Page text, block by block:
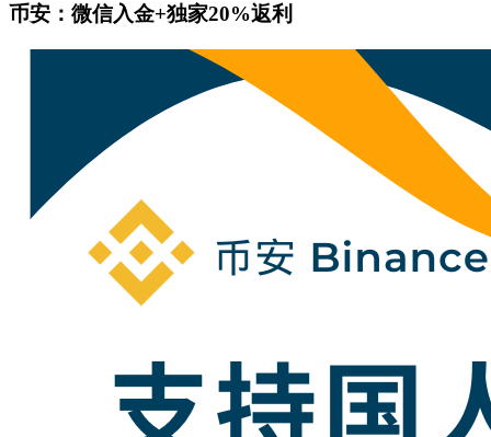
币安：微信入金+独家20%返利